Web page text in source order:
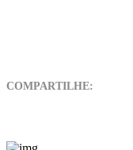
COMPARTILHE: